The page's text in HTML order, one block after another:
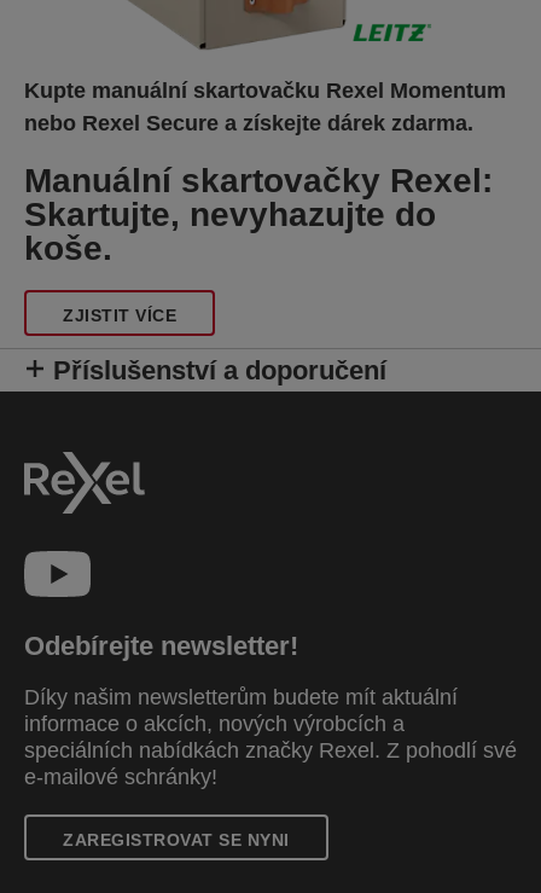
Kupte manuální skartovačku Rexel Momentum
nebo Rexel Secure a získejte dárek zdarma.
Manuální skartovačky Rexel:
Skartujte, nevyhazujte do
koše.
ZJISTIT VÍCE
Příslušenství a doporučení
Odebírejte newsletter!
Díky našim newsletterům budete mít aktuální
informace o akcích, nových výrobcích a
speciálních nabídkách značky Rexel. Z pohodlí své
e-mailové schránky!
ZAREGISTROVAT SE NYNI